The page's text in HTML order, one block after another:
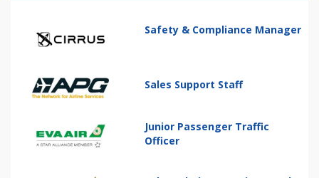
Safety & Compliance Manager
Sales Support Staff
Junior Passenger Traffic
Officer